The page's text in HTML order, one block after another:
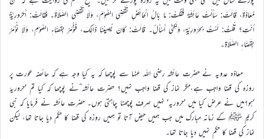
مُعَاذَةَ، قَالَتْ: سَأَلْتُ عَائِشَةَ فَقُلْتُ: مَا بَالُ الْحَائِضِ تَقْضِي الصَّوْمَ، وَلَا تَقْضِي الصَّلَاةَ۔ فَقَالَتْ: أَحَرُورِيَّةٌ
أَنْتِ؟ قُلْتُ: لَسْتُ بِحَرُورِيَّةٍ، وَلَكِنِّي أَسْأَلُ۔ قَالَتْ: كَانَ يُصِيبُنَا ذَالِكَ، فَنُؤْمَرُ بِقَضَاءِ الصَّوْمِ، وَلَا نُؤْمَرُ
بِقَضَاءِ الصَّلَاةِ۔
معاذہ عدویہ نے حضرت عائشہ رضی اللہ عنہا سے پوچھا کہ یہ کیا وجہ ہے کہ حائضہ عورت پر
روزہ کی قضا واجب ہے،مگر نماز کی قضا واجب نہیں؟ حضرت عائشہ ؓنے پوچھا کہ کیا تم ’حروریہّ
‘ہو؟میں نے عرض کیا میں ’حروریہ‘ نہیں صرف پوچھنا چاہتی ہوں۔ حضرت عائشہ نے فرمایا کہ نبی
کریم ﷺ کے زمانہ مبارک میں جب ہمیں حیض آتا تو ہمیں روزہ کی قضا کا حکم دیا جاتا تھا، لیکن
نماز کی قضا کا حکم نہیں دیا جاتا تھا۔